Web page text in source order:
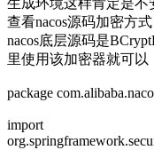
生成环境这样肯定是不
查看nacos源码加密方式
nacos底层源码是
里使用该加密器就可以
package
import